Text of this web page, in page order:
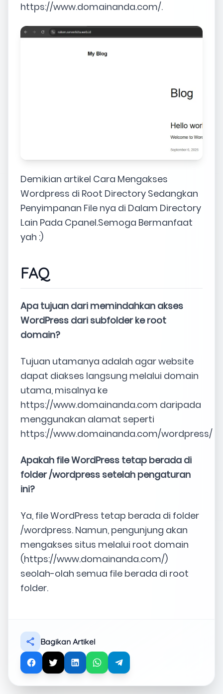
https://www.domainanda.com/.
Demikian artikel Cara Mengakses
Wordpress di Root Directory Sedangkan
Penyimpanan File nya di Dalam Directory
Lain Pada Cpanel.Semoga Bermanfaat
yah :)
FAQ
Apa tujuan dari memindahkan akses
WordPress dari subfolder ke root
domain?
Tujuan utamanya adalah agar website
dapat diakses langsung melalui domain
utama, misalnya ke
https://www.domainanda.com daripada
menggunakan alamat seperti
https://www.domainanda.com/wordpress/
Apakah file WordPress tetap berada di
folder /wordpress setelah pengaturan
ini?
Ya, file WordPress tetap berada di folder
/wordpress. Namun, pengunjung akan
mengakses situs melalui root domain
(https://www.domainanda.com/)
seolah-olah semua file berada di root
folder.
Bagikan Artikel